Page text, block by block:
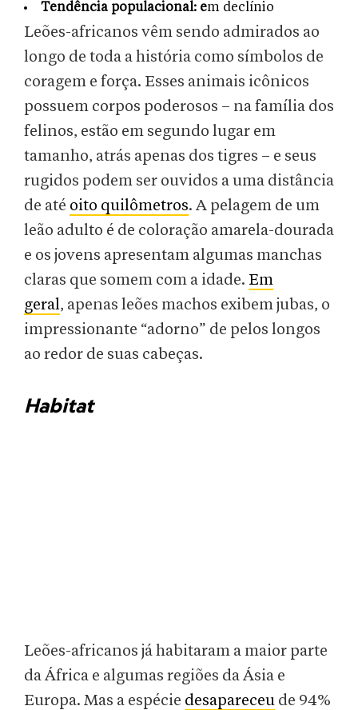
Tendência populacional: em declínio
Leões-africanos vêm sendo admirados ao
longo de toda a história como símbolos de
coragem e força. Esses animais icônicos
possuem corpos poderosos – na família dos
felinos, estão em segundo lugar em
tamanho, atrás apenas dos tigres – e seus
rugidos podem ser ouvidos a uma distância
de até oito quilômetros. A pelagem de um
leão adulto é de coloração amarela-dourada
e os jovens apresentam algumas manchas
claras que somem com a idade. Em
geral, apenas leões machos exibem jubas, o
impressionante “adorno” de pelos longos
ao redor de suas cabeças.
Habitat
Leões-africanos já habitaram a maior parte
da África e algumas regiões da Ásia e
Europa. Mas a espécie desapareceu de 94%